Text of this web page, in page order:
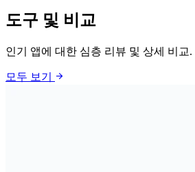
도구 및 비교
인기 앱에 대한 심층 리뷰 및 상세 비교.
모두 보기 arrow_forward